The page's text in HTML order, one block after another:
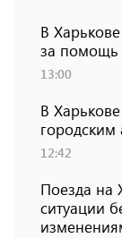
В
за помощь
13:00
В
городским
12:42
Поезда на
ситуации